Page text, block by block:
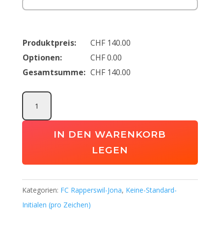
Produktpreis: CHF 140.00
Optionen:
CHF0.00
Gesamtsumme: CHF 140.00
FC
IN DEN WARENKORB
LEGEN
Kategorien: FC Rapperswil-Jona, Keine-Standard-
Initialen (pro Zeichen)